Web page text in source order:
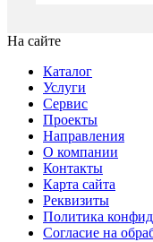
На сайте
Каталог
Услуги
Сервис
Проекты
Направления
О компании
Контакты
Карта сайта
Реквизиты
Политика
Согласие на